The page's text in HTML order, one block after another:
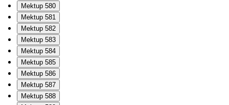
Mektup 580
Mektup 581
Mektup 582
Mektup 583
Mektup 584
Mektup 585
Mektup 586
Mektup 587
Mektup 588